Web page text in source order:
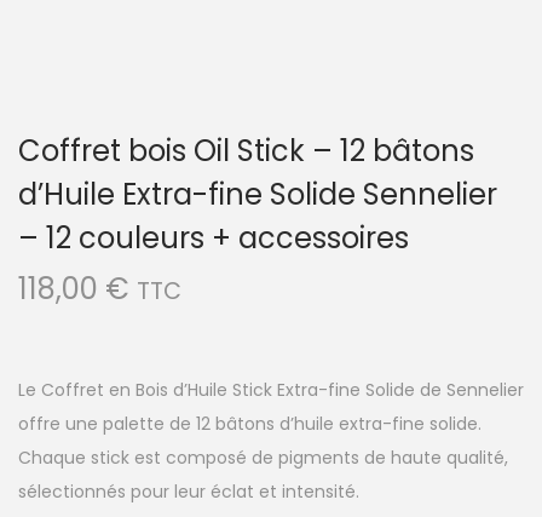
Coffret bois Oil Stick – 12 bâtons
d’Huile Extra-fine Solide Sennelier
– 12 couleurs + accessoires
118,00 € TTC
Le Coffret en Bois d’Huile Stick Extra-fine Solide de Sennelier
offre une palette de 12 bâtons d’huile extra-fine solide.
Chaque stick est composé de pigments de haute qualité,
sélectionnés pour leur éclat et intensité.